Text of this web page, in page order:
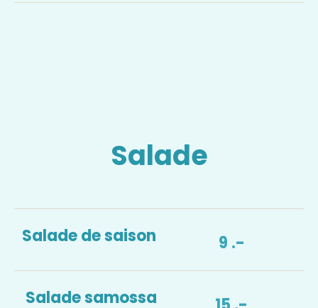
Salade
Salade de saison 9 .-
Salade samossa